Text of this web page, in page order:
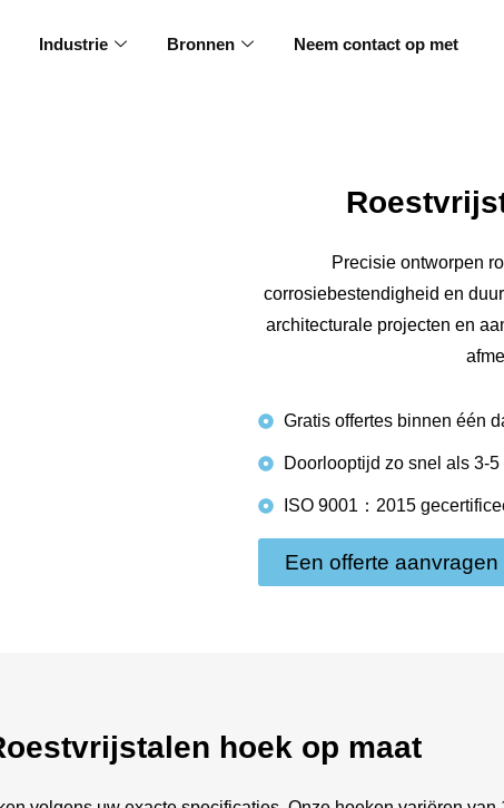
Industrie Bronnen Neem contact op met
Precisie ontworpen
corrosiebestendigheid en
architecturale projecten en
Gratis offertes binnen één
Doorlooptijd zo snel als 3-5
ISO 9001：2015
Een offerte aanvragen
hoek op maat